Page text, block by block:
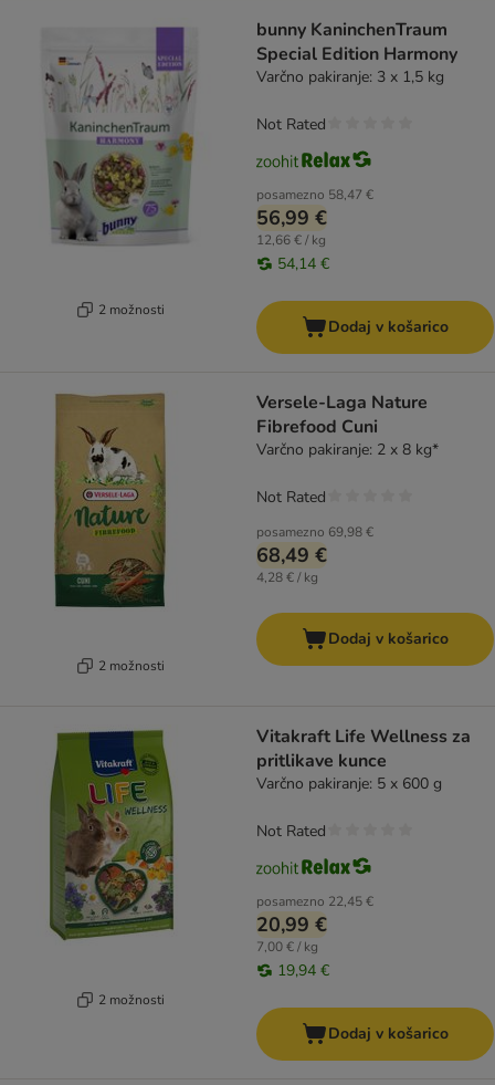
2 možnosti
bunny KaninchenTraum
Special Edition Harmony
Varčno pakiranje: 3 x 1,5 kg
posamezno 58,47 €
56,99 €
12,66 € / kg
54,14 €
Not Rated
Dodaj v košarico
2 možnosti
Versele-Laga Nature
Fibrefood Cuni
Varčno pakiranje: 2 x 8 kg*
posamezno 69,98 €
68,49 €
4,28 € / kg
Not Rated
Dodaj v košarico
2 možnosti
Vitakraft Life Wellness za
pritlikave kunce
Varčno pakiranje: 5 x 600 g
posamezno 22,45 €
20,99 €
7,00 € / kg
19,94 €
Not Rated
Dodaj v košarico